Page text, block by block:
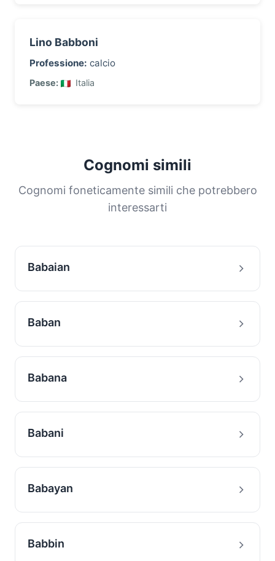
Lino Babboni
Professione: calcio
Paese: Italia
Cognomi simili
Cognomi foneticamente simili che potrebbero
interessarti
Babaian
Baban
Babana
Babani
Babayan
Babbin